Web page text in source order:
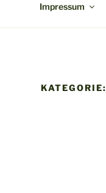
Impressum
KATEGORIE: